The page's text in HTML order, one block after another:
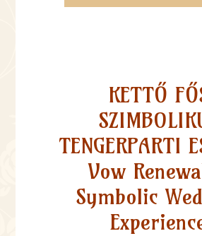
KETTŐ
TENGERPARTI
Vow
Symbolic